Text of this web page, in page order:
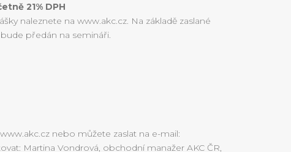
21% DPH
naleznete na www.akc.cz. Na základě zaslané
předán na semináři.
nebo můžete zaslat na e-mail:
Martina Vondrová, obchodní manažer AKC ČR,